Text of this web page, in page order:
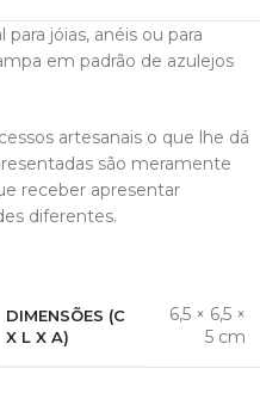
jóias, anéis ou para
em padrão de azulejos
artesanais o que lhe dá
são meramente
receber apresentar
diferentes.
DIMENSÕES (C
X L X A)
6,5 × 6,5 ×
5 cm